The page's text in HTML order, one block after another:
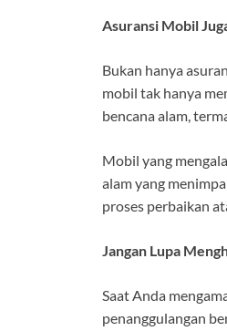
Asuransi Mobil
Bukan hanya
mobil tak hanya
bencana alam,
Mobil yang
alam yang
proses perbaikan
Jangan Lupa
Saat Anda
penanggulangan